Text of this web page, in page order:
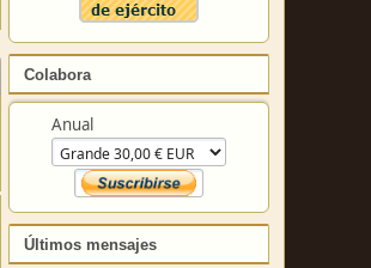
Colabora
Anual
Últimos mensajes